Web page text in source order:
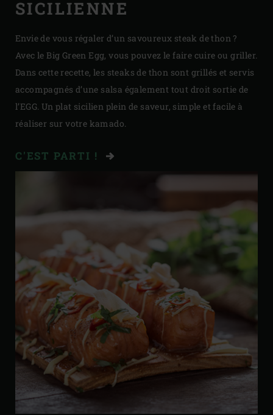
SICILIENNE
Envie de vous régaler d’un savoureux steak de thon ?
Avec le Big Green Egg, vous pouvez le faire cuire ou griller.
Dans cette recette, les steaks de thon sont grillés et servis
accompagnés d’une salsa également tout droit sortie de
l’EGG. Un plat sicilien plein de saveur, simple et facile à
réaliser sur votre kamado.
C'EST PARTI !